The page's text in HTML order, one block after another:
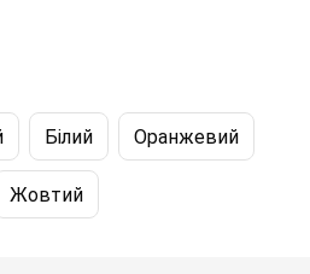
Білий Оранжевий
Жовтий